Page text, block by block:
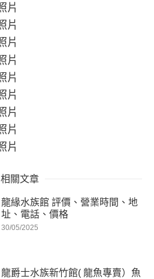
相關文章
龍緣水族館 評價、營業時間、地
址、電話、價格
30/05/2025
龍爵士水族新竹館( 龍魚專賣）魚